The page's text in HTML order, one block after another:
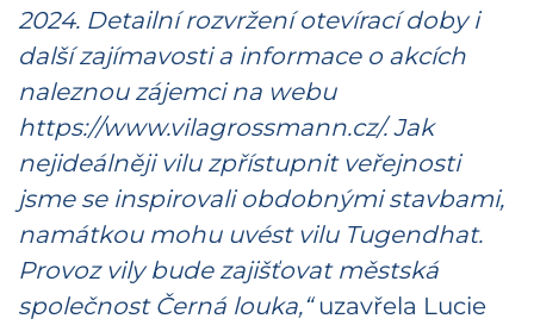
2024. Detailní rozvržení otevírací doby i
další zajímavosti a informace o akcích
naleznou zájemci na webu
https://www.vilagrossmann.cz/. Jak
nejideálněji vilu zpřístupnit veřejnosti
jsme se inspirovali obdobnými stavbami,
namátkou mohu uvést vilu Tugendhat.
Provoz vily bude zajišťovat městská
společnost Černá louka,“uzavřela Lucie